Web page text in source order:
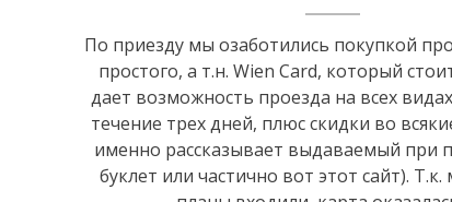
По приезду мы озаботились покупкой
простого, а т.н. Wien Card, который
дает возможность проезда на всех
течение трех дней, плюс скидки во
именно рассказывает выдаваемый при
буклет или частично вот этот сайт).